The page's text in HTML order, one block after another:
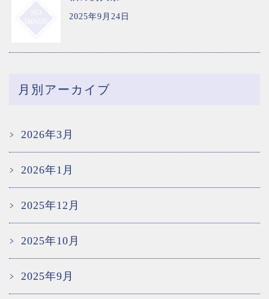
2025年9月24日
月別アーカイブ
2026年3月
2026年1月
2025年12月
2025年10月
2025年9月